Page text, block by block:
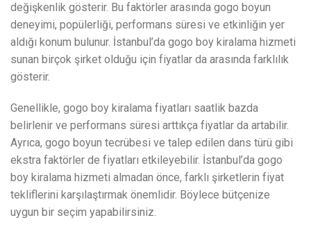
değişkenlik gösterir. Bu faktörler arasında gogo boyun
deneyimi, popülerliği, performans süresi ve etkinliğin yer
aldığı konum bulunur. İstanbul’da gogo boy kiralama hizmeti
sunan birçok şirket olduğu için fiyatlar da arasında farklılık
gösterir.
Genellikle, gogo boy kiralama fiyatları saatlik bazda
belirlenir ve performans süresi arttıkça fiyatlar da artabilir.
Ayrıca, gogo boyun tecrübesi ve talep edilen dans türü gibi
ekstra faktörler de fiyatları etkileyebilir. İstanbul’da gogo
boy kiralama hizmeti almadan önce, farklı şirketlerin fiyat
tekliflerini karşılaştırmak önemlidir. Böylece bütçenize
uygun bir seçim yapabilirsiniz.